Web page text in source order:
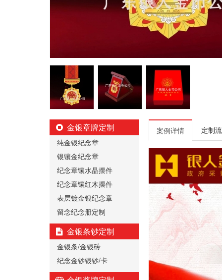
金银章牌定制
纯金银纪念章
银镶金纪念章
纪念章镶水晶摆件
纪念章镶红木摆件
表层镀金银纪念章
留念纪念册定制
金银条钞定制
金银条/金银砖
纪念金钞银钞/卡
案例详情 定制